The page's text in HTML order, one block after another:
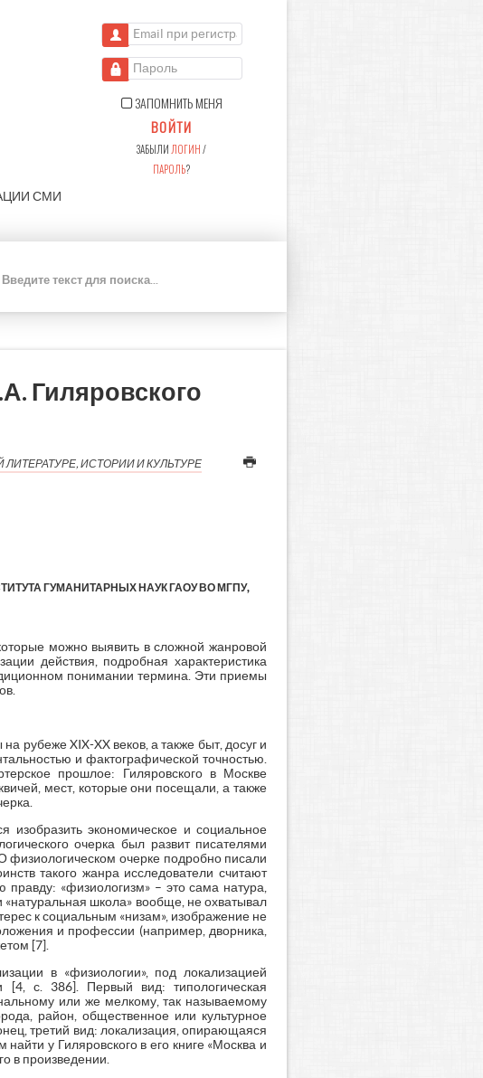
СМИ
Email при регистрации
Пароль
ЗАПОМНИТЬ МЕНЯ
ВОЙТИ
ЗАБЫЛИ ЛОГИН/
ПАРОЛЬ?
К
Гиляровского
ИСТОРИИ И КУЛЬТУРЕ
ГУМАНИТАРНЫХ НАУК ГАОУ ВО МГПУ,
можно выявить в сложной жанровой
действия, подробная характеристика
понимании термина. Эти приемы
рубеже XIX-XX веков, а также быт, досуг и
и фактографической точностью.
прошлое: Гиляровского в Москве
мест, которые они посещали, а также
изобразить экономическое и социальное
очерка был развит писателями
физиологическом очерке подробно писали
такого жанра исследователи считают
«физиологизм» – это сама натура,
школа» вообще, не охватывал
к социальным «низам», изображение не
и профессии (например, дворника,
[7].
в «физиологии», под локализацией
[4, с. 386]. Первый вид: типологическая
или же мелкому, так называемому
район, общественное или культурное
третий вид: локализация, опирающаяся
у Гиляровского в его книге «Москва и
в произведении.